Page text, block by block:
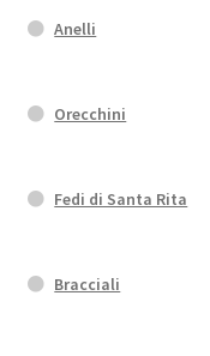
Anelli
Orecchini
Fedi di Santa Rita
Bracciali